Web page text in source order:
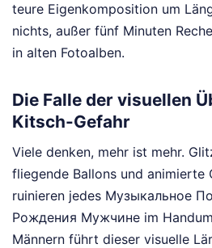
teure Eigenkomposition um
nichts, außer fünf Minuten
in alten Fotoalben.
Die Falle der visuellen
Kitsch-Gefahr
Viele denken, mehr ist mehr.
fliegende Ballons und animierte
ruinieren jedes Музыкальное
Рождения Мужчине im
Männern führt dieser visuelle